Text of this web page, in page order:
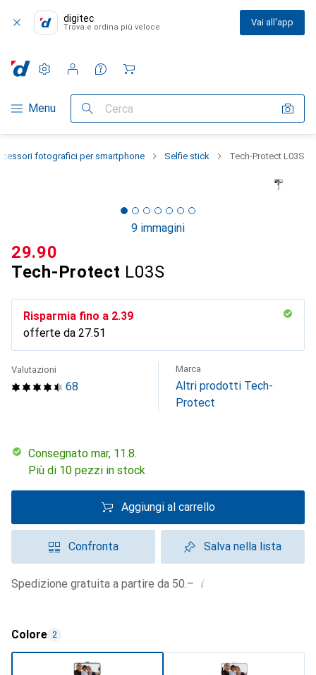
digitec
Trova e ordina più veloce Vai all'app
Categoria Navigazione
Menu Cerca
Impostazioni
Conto cliente
Liste di confronto
Liste dei desideri
Carrello
fotografici per smartphone Selfie stick Tech-Protect L03S
9 immagini
Tech-Protect L03S
CHF
29.90
Risparmia fino a CHF
2.39
offerte da CHF
27.51
68
Valutazioni Marca
Altri prodotti Tech-
Protect
Consegnato mar, 11.8.
Più di 10 pezzi in stock
Aggiungi al carrello
Confronta Salva nella lista
Spedizione gratuita a partire da 50.– i
Colore 2